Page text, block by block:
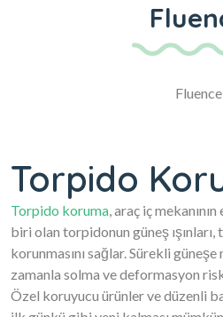
Fluence
Torpido
Torpido koruma, araç iç
biri olan torpidonun güneş
korunmasını sağlar. Sürekli
zamanla solma ve deformasyon
Özel koruyucu ürünler ve düzenli